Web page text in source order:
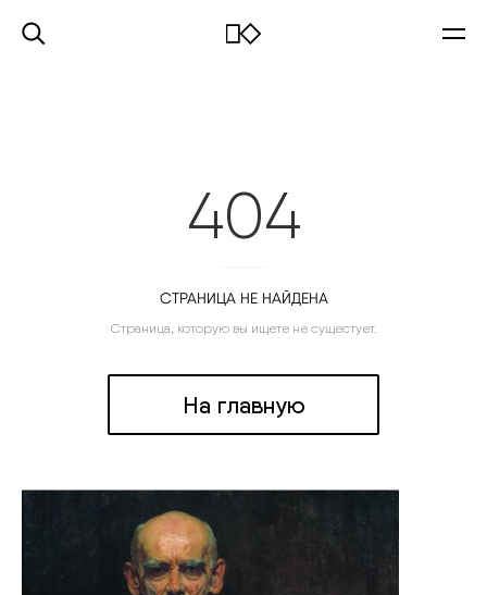
404
СТРАНИЦА НЕ НАЙДЕНА
Страница, которую вы ищете не сущестует.
На главную